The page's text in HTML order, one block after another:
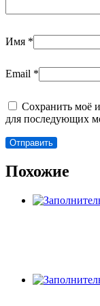
Имя *
Email *
Сохранить моё
для последующих
Похожие